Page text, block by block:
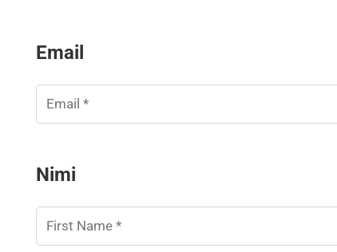
Email
Nimi